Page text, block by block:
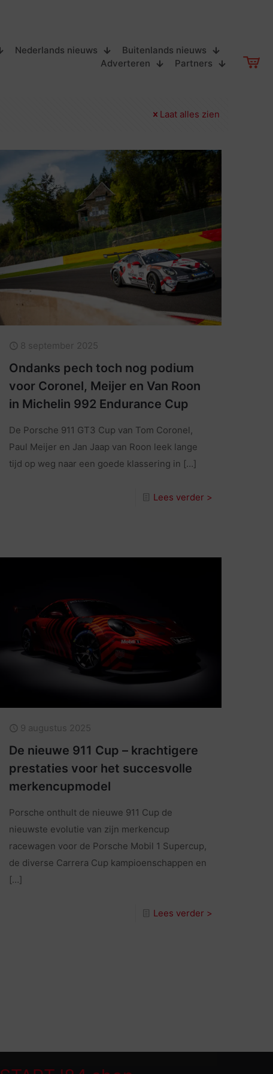
Nederlands nieuws
Buitenlands nieuws
Adverteren
Partners
Laat alles zien
8 september 2025
Ondanks pech toch nog podium
voor Coronel, Meijer en Van Roon
in Michelin 992 Endurance Cup
De Porsche 911 GT3 Cup van Tom Coronel,
Paul Meijer en Jan Jaap van Roon leek lange
tijd op weg naar een goede klassering in […]
Lees verder >
9 augustus 2025
De nieuwe 911 Cup – krachtigere
prestaties voor het succesvolle
merkencupmodel
Porsche onthult de nieuwe 911 Cup de
nieuwste evolutie van zijn merkencup
racewagen voor de Porsche Mobil 1 Supercup,
de diverse Carrera Cup kampioenschappen en
[…]
Lees verder >